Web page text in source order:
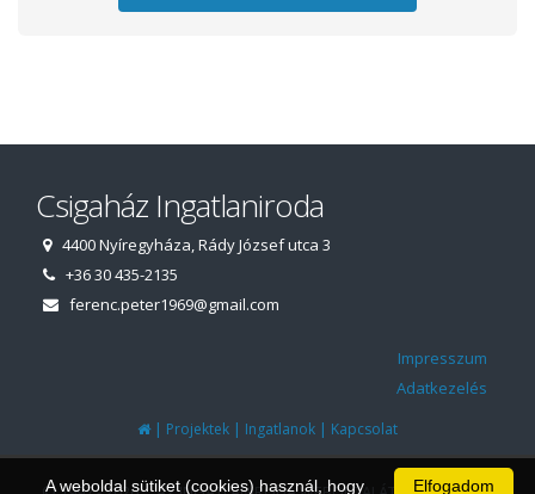
Csigaház Ingatlaniroda
4400 Nyíregyháza, Rády József utca 3
+36 30 435-2135
ferenc.peter1969@gmail.com
Impresszum
Adatkezelés
| Projektek | Ingatlanok | Kapcsolat
Elfogadom
A weboldal sütiket (cookies) használ, hogy